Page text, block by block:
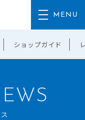
ショップガイド